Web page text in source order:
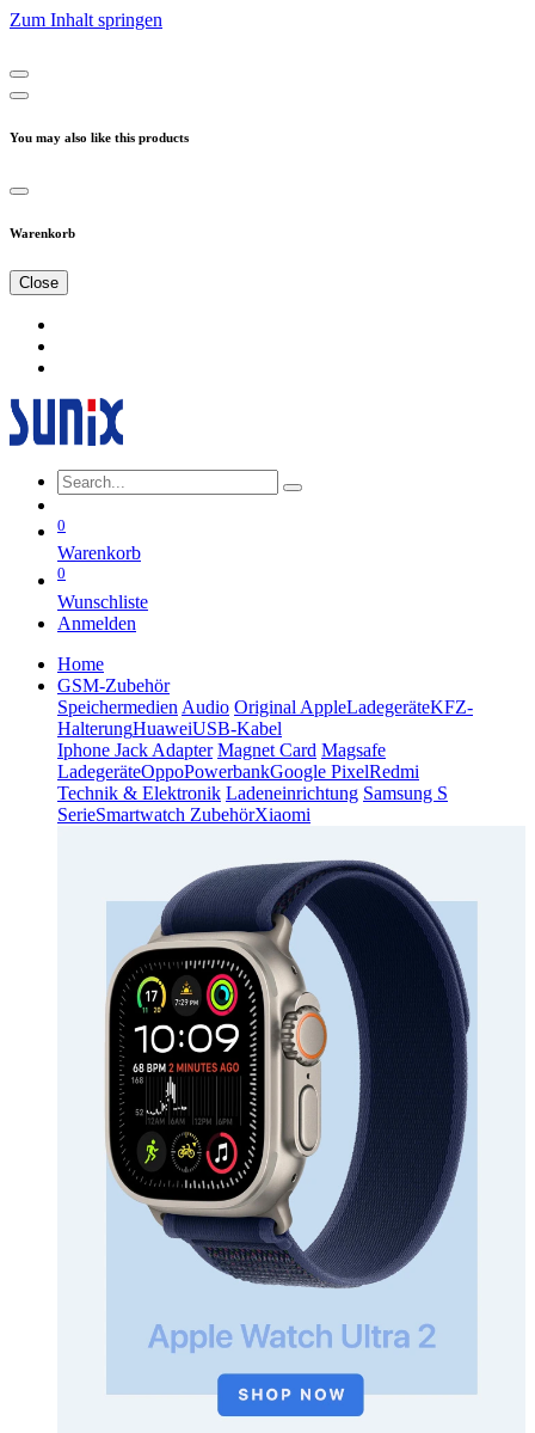
Zum Inhalt springen
You may also like this products
Warenkorb
Close
0
Warenkorb
0
Wunschliste
Anmelden
Home
GSM-Zubehör
Speichermedien Audio Original AppleLadegeräteKFZ-
HalterungHuaweiUSB-Kabel
Iphone Jack Adapter Magnet Card Magsafe
LadegeräteOppoPowerbankGoogle PixelRedmi
Technik & Elektronik Ladeneinrichtung Samsung S
SerieSmartwatch ZubehörXiaomi